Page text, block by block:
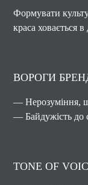
Формувати
краса ховається в
ВОРОГИ
— Нерозуміння,
— Байдужість до
TONE OF